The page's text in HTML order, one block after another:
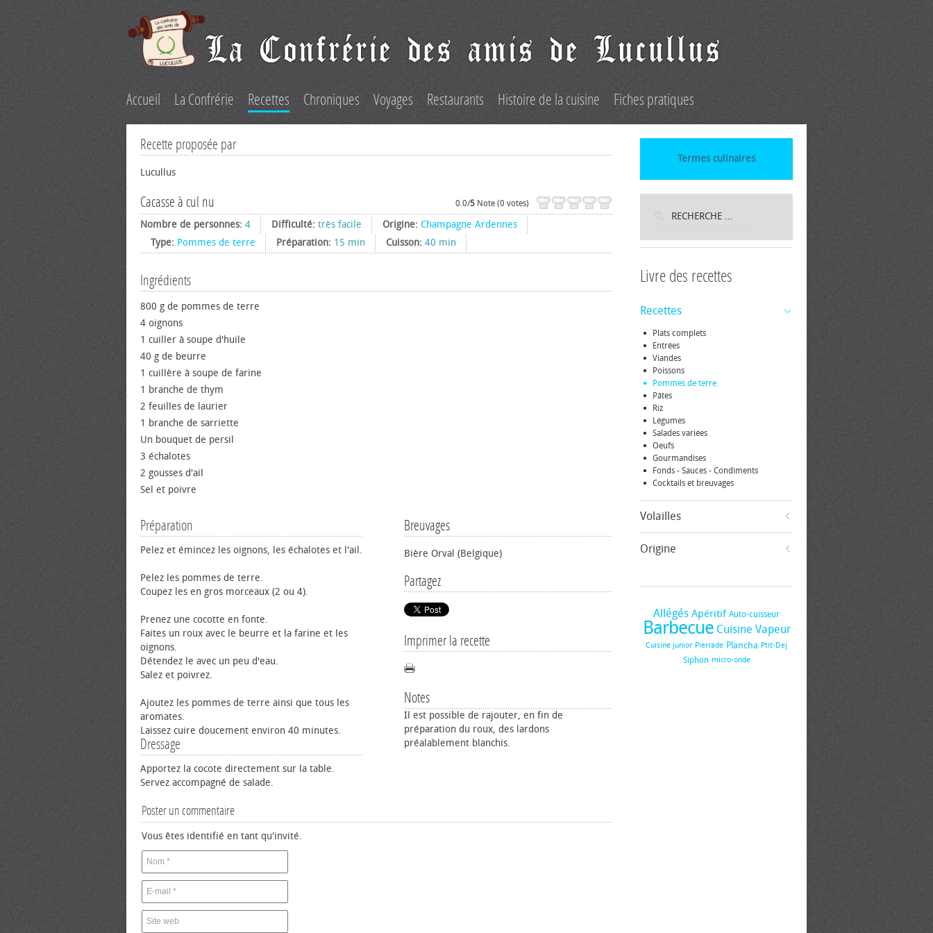
Accueil La Confrérie Recettes Chroniques Voyages Restaurants Histoire de la cuisine Fiches pratiques
Recette proposée par
Lucullus
Cacasse à cul nu 0.0/5 Note (0 votes)
Nombre de personnes: 4 Difficulté: très facile Origine: Champagne Ardennes
Type: Pommes de terre Préparation: 15 min Cuisson: 40 min
Ingrédients
800 g de pommes de terre
4 oignons
1 cuiller à soupe d'huile
40 g de beurre
1 cuillère à soupe de farine
1 branche de thym
2 feuilles de laurier
1 branche de sarriette
Un bouquet de persil
3 échalotes
2 gousses d'ail
Sel et poivre
Breuvages
Bière Orval (Belgique)
Partagez
Imprimer la recette
Notes
Il est possible de rajouter, en fin de
préparation du roux, des lardons
préalablement blanchis.
Préparation
Pelez et émincez les oignons, les échalotes et l'ail.
Pelez les pommes de terre.
Coupez les en gros morceaux (2 ou 4).
Prenez une cocotte en fonte.
Faites un roux avec le beurre et la farine et les
oignons.
Détendez le avec un peu d'eau.
Salez et poivrez.
Ajoutez les pommes de terre ainsi que tous les
aromates.
Laissez cuire doucement environ 40 minutes.
Dressage
Apportez la cocote directement sur la table.
Servez accompagné de salade.
Poster un commentaire
Vous êtes identifié en tant qu'invité.
Termes culinaires
Livre des recettes
Recettes
Plats complets
Entrées
Viandes
Poissons
Pommes de terre
Pâtes
Riz
Légumes
Salades variées
Oeufs
Gourmandises
Fonds - Sauces - Condiments
Cocktails et breuvages
Volailles
Origine
Allégés Apéritif Auto-cuisseur
Barbecue Cuisine Vapeur
Cuisine junior Pierrade Plancha Ptit-Dej
Siphon micro-onde